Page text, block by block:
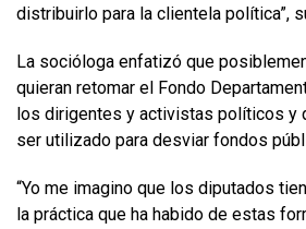
distribuirlo para la clientela política”,
La socióloga enfatizó que
quieran retomar el Fondo
los dirigentes y activistas políticos y
ser utilizado para desviar fondos
“Yo me imagino que los diputados
la práctica que ha habido de estas